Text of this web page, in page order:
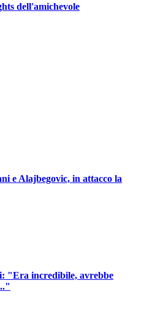
dell'amichevole
e Alajbegovic, in attacco la
"Era incredibile, avrebbe